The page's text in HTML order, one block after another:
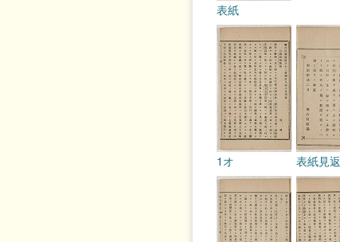
表紙
表紙見返
1オ